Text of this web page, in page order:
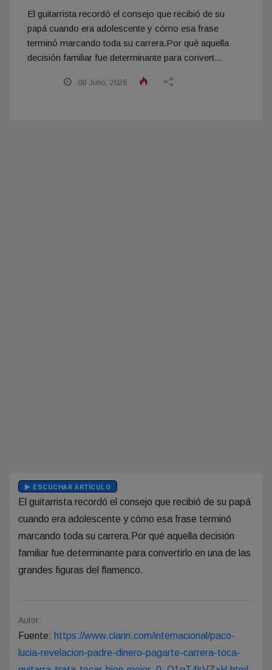
El guitarrista recordó el consejo que recibió de su
papá cuando era adolescente y cómo esa frase
terminó marcando toda su carrera.Por qué aquella
decisión familiar fue determinante para convert...
08 Julio, 2026
ESCUCHAR ARTÍCULO
El guitarrista recordó el consejo que recibió de su papá
cuando era adolescente y cómo esa frase terminó
marcando toda su carrera.Por qué aquella decisión
familiar fue determinante para convertirlo en una de las
grandes figuras del flamenco.
Autor:
Fuente: https://www.clarin.com/internacional/paco-
lucia-revelacion-padre-dinero-pagarte-carrera-toca-